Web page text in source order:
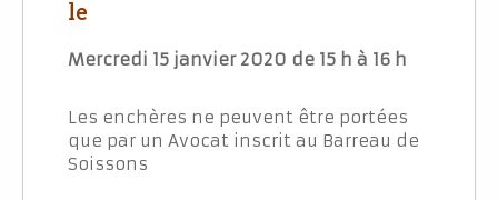
le
Mercredi 15 janvier 2020 de 15 h à 16 h
Les enchères ne peuvent être portées
que par un Avocat inscrit au Barreau de
Soissons